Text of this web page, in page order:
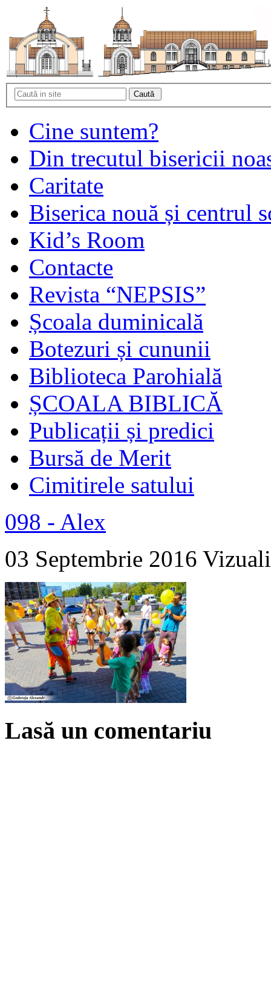
Cine suntem?
Din trecutul bisericii
Caritate
Biserica nouă și centrul
Kid’s Room
Contacte
Revista “NEPSIS”
Școala duminicală
Botezuri și cununii
Biblioteca Parohială
ȘCOALA BIBLICĂ
Publicații și predici
Bursă de Merit
Cimitirele satului
098 - Alex
03 Septembrie 2016
Lasă un comentariu